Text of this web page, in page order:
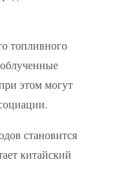
топливного
этом могут
становится
китайский